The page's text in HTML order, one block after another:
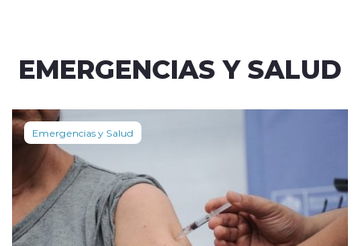
EMERGENCIAS Y SALUD
Emergencias y Salud